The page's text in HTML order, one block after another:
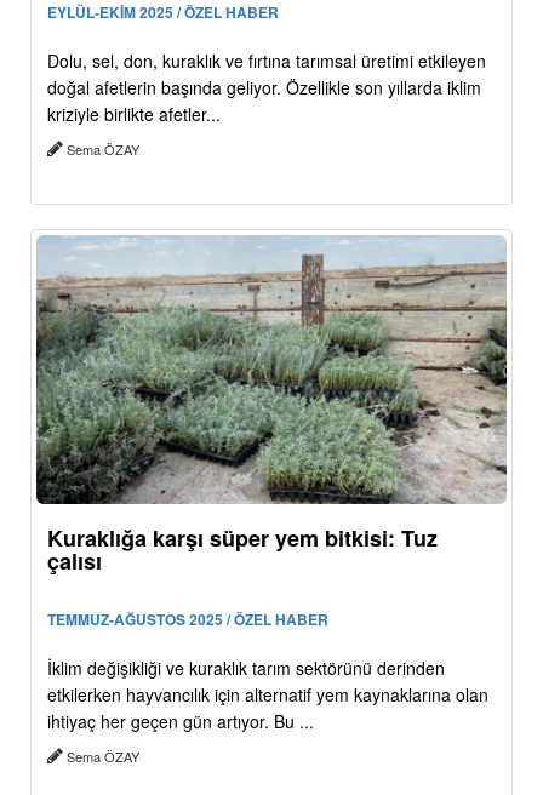
EYLÜL-EKİM 2025 / ÖZEL HABER
Dolu, sel, don, kuraklık ve fırtına tarımsal üretimi etkileyen
doğal afetlerin başında geliyor. Özellikle son yıllarda iklim
kriziyle birlikte afetler...
Sema ÖZAY
Kuraklığa karşı süper yem bitkisi: Tuz
çalısı
TEMMUZ-AĞUSTOS 2025 / ÖZEL HABER
İklim değişikliği ve kuraklık tarım sektörünü derinden
etkilerken hayvancılık için alternatif yem kaynaklarına olan
ihtiyaç her geçen gün artıyor. Bu ...
Sema ÖZAY